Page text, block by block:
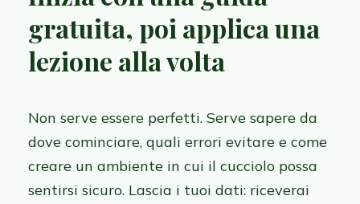
gratuita, poi applica una
lezione alla volta
Non serve essere perfetti. Serve sapere da
dove cominciare, quali errori evitare e come
creare un ambiente in cui il cucciolo possa
sentirsi sicuro. Lascia i tuoi dati: riceverai